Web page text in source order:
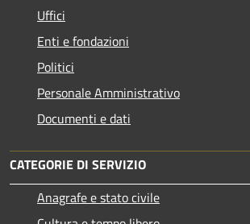
Uffici
Enti e fondazioni
Politici
Personale Amministrativo
Documenti e dati
CATEGORIE DI SERVIZIO
Anagrafe e stato civile